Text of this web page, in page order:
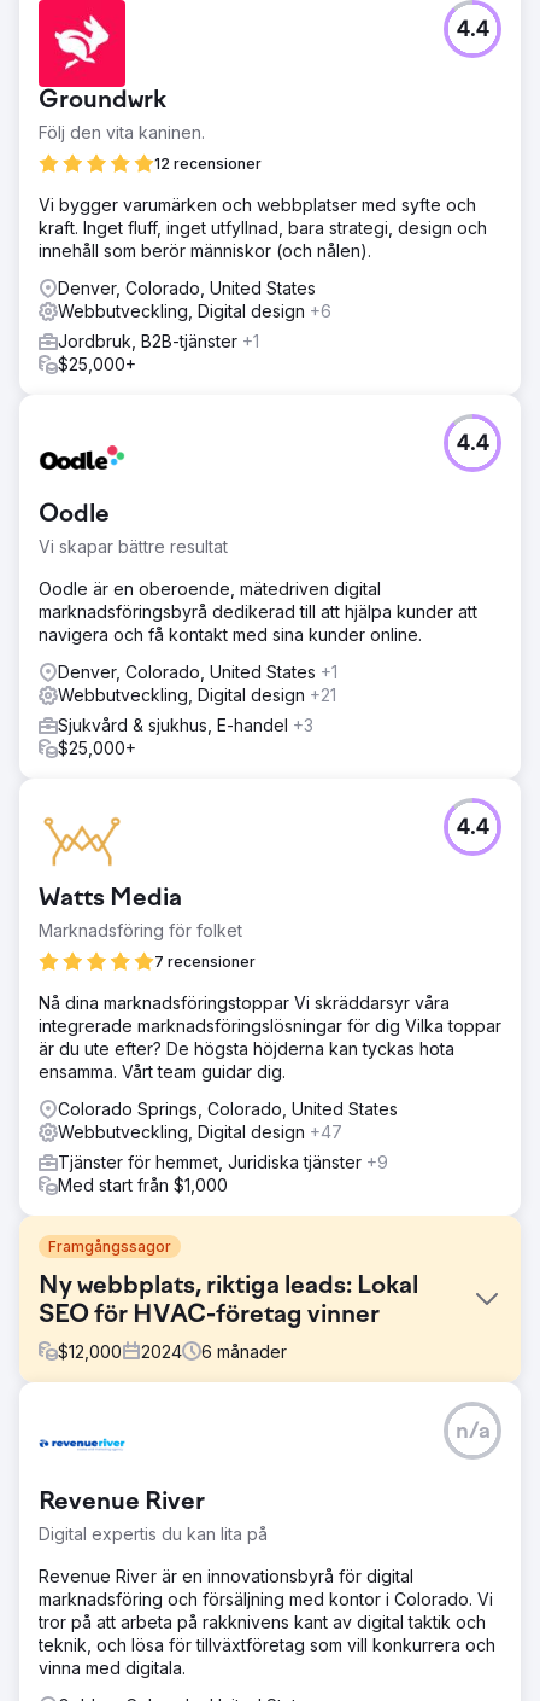
Groundwrk
Följ den vita kaninen.
12 recensioner
4.4
Vi bygger varumärken och webbplatser med syfte och
kraft. Inget fluff, inget utfyllnad, bara strategi, design och
innehåll som berör människor (och nålen).
Denver, Colorado, United States
Webbutveckling, Digital design +6
Jordbruk, B2B-tjänster +1
$25,000+
Oodle
Vi skapar bättre resultat
4.4
Oodle är en oberoende, mätedriven digital
marknadsföringsbyrå dedikerad till att hjälpa kunder att
navigera och få kontakt med sina kunder online.
Denver, Colorado, United States +1
Webbutveckling, Digital design +21
Sjukvård & sjukhus, E-handel +3
$25,000+
Watts Media
Marknadsföring för folket
7 recensioner
4.4
Nå dina marknadsföringstoppar Vi skräddarsyr våra
integrerade marknadsföringslösningar för dig Vilka toppar
är du ute efter? De högsta höjderna kan tyckas hota
ensamma. Vårt team guidar dig.
Colorado Springs, Colorado, United States
Webbutveckling, Digital design +47
Tjänster för hemmet, Juridiska tjänster +9
Med start från $1,000
Framgångssagor
Ny webbplats, riktiga leads: Lokal
SEO för HVAC-företag vinner
$12,000 2024 6 månader
Kunden hade en gör-det-själv-webbplats som inte
genererade några samtal eller leads. Deras Google-
struktur, det innehåll och de förtroendesignaler som
behövdes för att konkurrera lokalt. De var osynliga där
det betydde som mest: i sökresultaten när potentiella
kunder behövde dem.
Lösning
Vi ersatte gör-det-själv-sajten med en professionellt
byggd webbplats optimerad för lokal sökning och
konverteringar från grunden. Servicesidorna
Revenue River
Digital expertis du kan lita på
n/a
Revenue River är en innovationsbyrå för digital
marknadsföring och försäljning med kontor i Colorado. Vi
tror på att arbeta på rakknivens kant av digital taktik och
teknik, och lösa för tillväxtföretag som vill konkurrera och
vinna med digitala.